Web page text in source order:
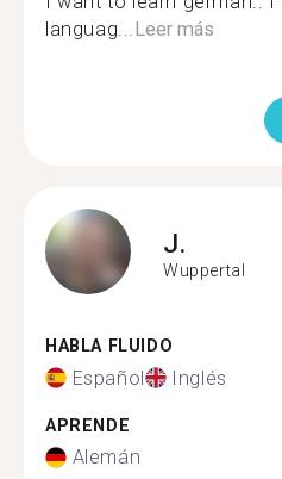
languag...Leer más
J.
Wuppertal
HABLA FLUIDO
Español Inglés
APRENDE
Alemán